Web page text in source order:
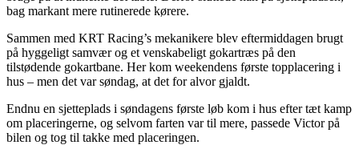
bag markant mere rutinerede kørere.
Sammen med KRT Racing’s mekanikere blev eftermiddagen brugt
på hyggeligt samvær og et venskabeligt gokartræs på den
tilstødende gokartbane. Her kom weekendens første topplacering i
hus – men det var søndag, at det for alvor gjaldt.
Endnu en sjetteplads i søndagens første løb kom i hus efter tæt kamp
om placeringerne, og selvom farten var til mere, passede Victor på
bilen og tog til takke med placeringen.